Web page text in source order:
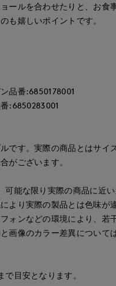
ールを合わせたりと、お食
も嬉しいポイントです。
品番:6850178001
:6850283001
です。実際の商品とはサイ
がございます。
可能な限り実際の商品に近
より実際の製品とは色味が
ォンなどの環境により、若
画像のカラー差異について
目安となります。